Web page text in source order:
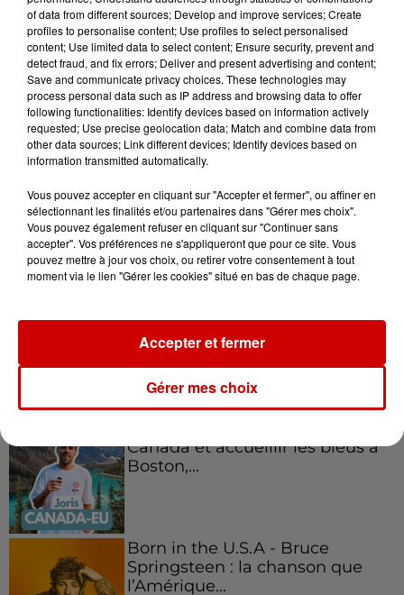
de la...
Destination Vacances : inscrivez-
vous !
Podcasts Voir plus
emblématique de
l'entrepreneuriat féminin
Canada et accueillir les bleus à
Boston,...
Born in the U.S.A - Bruce
Springsteen : la chanson que
l’Amérique...
of data from different sources; Develop and improve services; Create
profiles to personalise content; Use profiles to select personalised
content; Use limited data to select content; Ensure security, prevent and
detect fraud, and fix errors; Deliver and present advertising and content;
Save and communicate privacy choices. These technologies may
process personal data such as IP address and browsing data to offer
following functionalities: Identify devices based on information actively
requested; Use precise geolocation data; Match and combine data from
other data sources; Link different devices; Identify devices based on
information transmitted automatically.
Vous pouvez accepter en cliquant sur "Accepter et fermer", ou affiner en
sélectionnant les finalités et/ou partenaires dans "Gérer mes choix".
Vous pouvez également refuser en cliquant sur "Continuer sans
accepter". Vos préférences ne s'appliqueront que pour ce site. Vous
pouvez mettre à jour vos choix, ou retirer votre consentement à tout
moment via le lien "Gérer les cookies" situé en bas de chaque page.
Gérer mes choix
Accepter et fermer